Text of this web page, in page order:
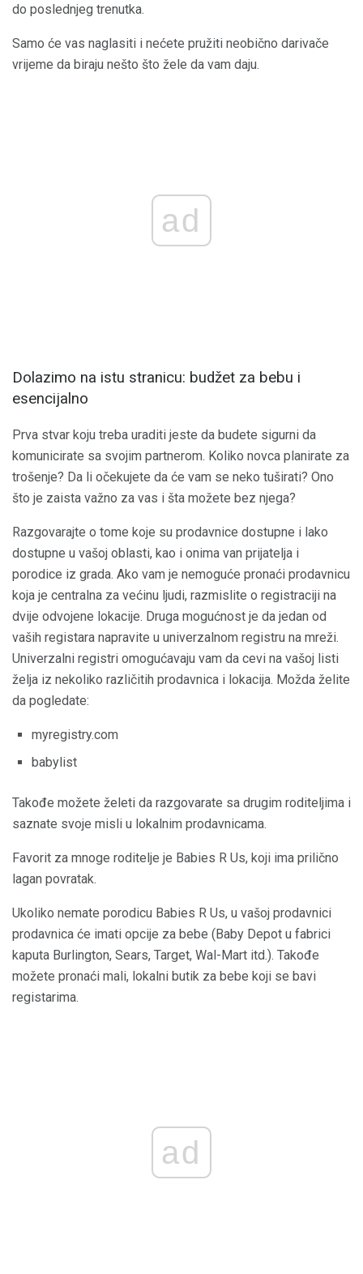
do poslednjeg trenutka.
Samo će vas naglasiti i nećete pružiti neobično darivače
vrijeme da biraju nešto što žele da vam daju.
ad
Dolazimo na istu stranicu: budžet za bebu i
esencijalno
Prva stvar koju treba uraditi jeste da budete sigurni da
komunicirate sa svojim partnerom. Koliko novca planirate za
trošenje? Da li očekujete da će vam se neko tuširati? Ono
što je zaista važno za vas i šta možete bez njega?
Razgovarajte o tome koje su prodavnice dostupne i lako
dostupne u vašoj oblasti, kao i onima van prijatelja i
porodice iz grada. Ako vam je nemoguće pronaći prodavnicu
koja je centralna za većinu ljudi, razmislite o registraciji na
dvije odvojene lokacije. Druga mogućnost je da jedan od
vaših registara napravite u univerzalnom registru na mreži.
Univerzalni registri omogućavaju vam da cevi na vašoj listi
želja iz nekoliko različitih prodavnica i lokacija. Možda želite
da pogledate:
myregistry.com
babylist
Takođe možete želeti da razgovarate sa drugim roditeljima i
saznate svoje misli u lokalnim prodavnicama.
Favorit za mnoge roditelje je Babies R Us, koji ima prilično
lagan povratak.
Ukoliko nemate porodicu Babies R Us, u vašoj prodavnici
prodavnica će imati opcije za bebe (Baby Depot u fabrici
kaputa Burlington, Sears, Target, Wal-Mart itd.). Takođe
možete pronaći mali, lokalni butik za bebe koji se bavi
registarima.
ad